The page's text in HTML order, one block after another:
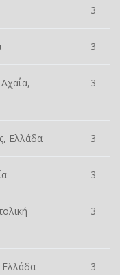
3
3
3
Ελλάδα 3
3
3
Ελλάδα 3